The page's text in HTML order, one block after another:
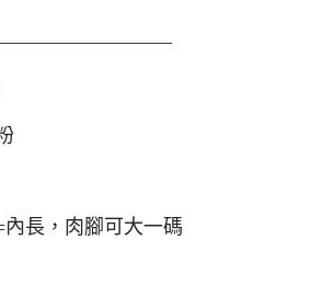
長，肉腳可大一碼